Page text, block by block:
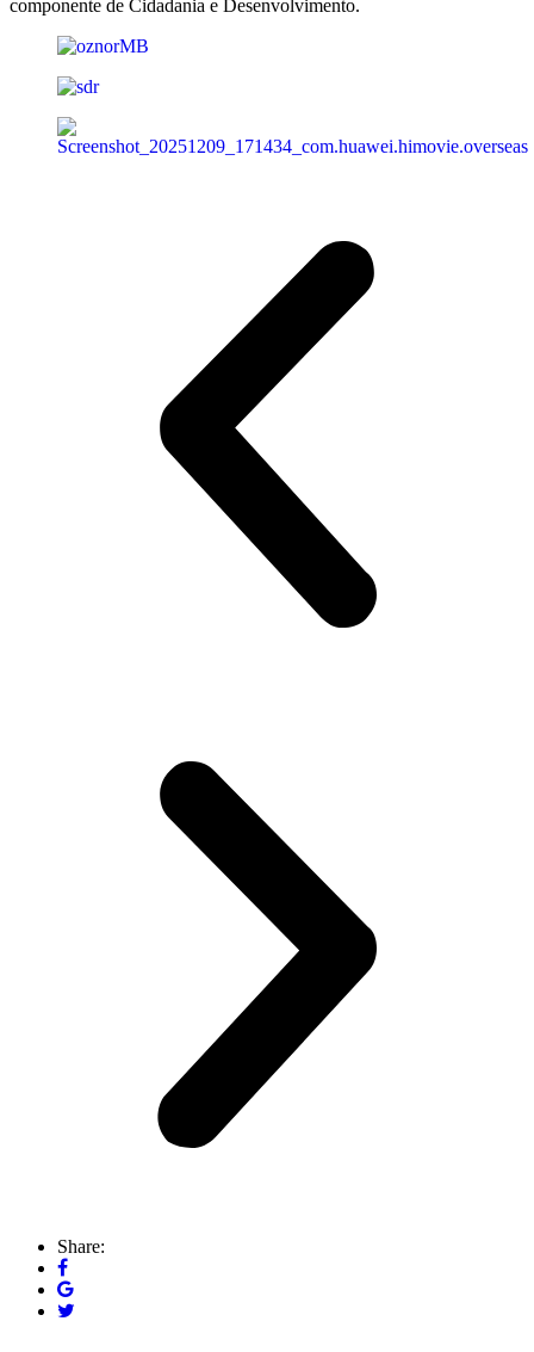
componente de Cidadania e Desenvolvimento.
Share: